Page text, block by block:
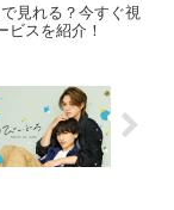
見れる？今すぐ視
ビスを紹介！